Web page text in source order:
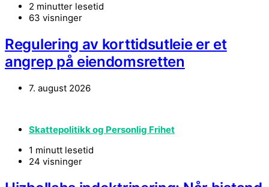
2 minutter lesetid
63 visninger
Regulering av korttidsutleie er et
angrep på eiendomsretten
7. august 2026
Skattepolitikk og Personlig Frihet
1 minutt lesetid
24 visninger